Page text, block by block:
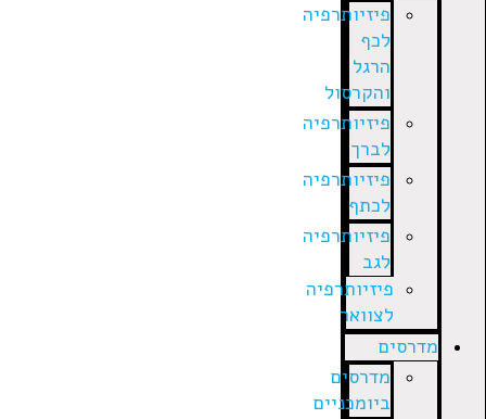
פיזיותרפיה
הרגל
והקרסול
פיזיותרפיה
לברך
פיזיותרפיה
לכתף
פיזיותרפיה
פיזיותרפיה
לצוואר
מדרסים
מדרסים
ביומכניים